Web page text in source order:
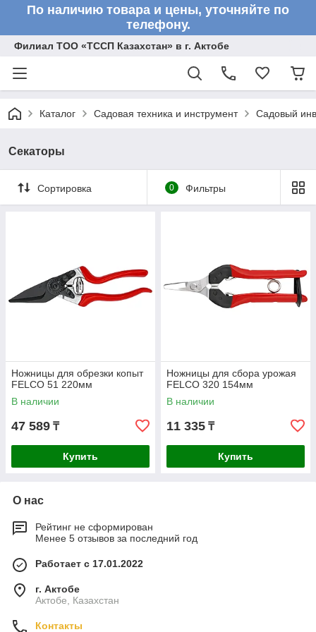
По наличию товара и цены, уточняйте по
телефону.
Филиал ТОО «ТССП Казахстан» в г. Актобе
Каталог Садовая техника и инструмент Садовый
Секаторы
Сортировка 0 Фильтры
Ножницы для обрезки копыт
FELCO 51 220мм
В наличии
47 589 ₸
Купить
Ножницы для сбора урожая
FELCO 320 154мм
В наличии
11 335 ₸
Купить
О нас
Рейтинг не сформирован
Менее 5 отзывов за последний год
Работает с 17.01.2022
г. Актобе
Актобе, Казахстан
Контакты